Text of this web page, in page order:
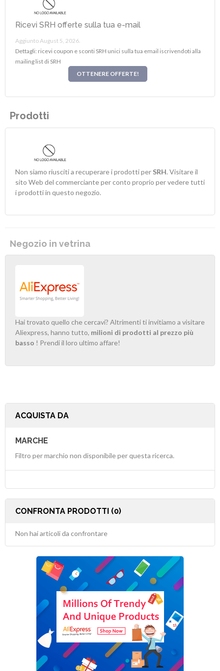
Ricevi SRH offerte sulla tua e-mail
Aggiunto August 5, 2026.
Dettagli: ricevi coupon e sconti SRH unici sulla tua email iscrivendoti alla
mailing list di SRH
OTTENERE OFFERTE!
Prodotti
Non siamo riusciti a recuperare i prodotti per SRH. Visitare il
sito Web del commerciante per conto proprio per vedere tutti
i prodotti in questo negozio.
Negozio in vetrina
Hai trovato quello che cercavi? Altrimenti ti invitiamo a visitare
Aliexpress, hanno tutto, milioni di prodotti al prezzo più
basso ! Prendi il loro ultimo affare!
ACQUISTA DA
MARCHE
Filtro per marchio non disponibile per questa ricerca.
CONFRONTA PRODOTTI (0)
Non hai articoli da confrontare